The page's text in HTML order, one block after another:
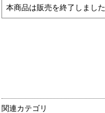
本商品は販売を終了しました
関連カテゴリ